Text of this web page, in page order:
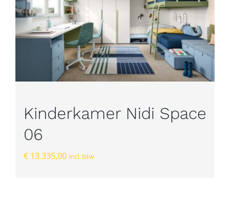
Kinderkamer Nidi Space
06
€13.335,00 incl. btw